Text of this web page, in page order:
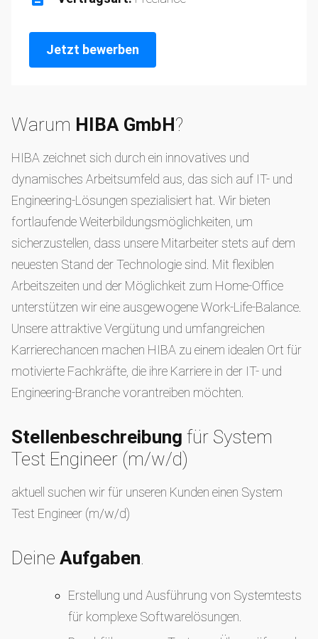
Jetzt bewerben
Warum HIBA GmbH?
HIBA zeichnet sich durch ein innovatives und
dynamisches Arbeitsumfeld aus, das sich auf IT- und
Engineering-Lösungen spezialisiert hat. Wir bieten
fortlaufende Weiterbildungsmöglichkeiten, um
sicherzustellen, dass unsere Mitarbeiter stets auf dem
neuesten Stand der Technologie sind. Mit flexiblen
Arbeitszeiten und der Möglichkeit zum Home-Office
unterstützen wir eine ausgewogene Work-Life-Balance.
Unsere attraktive Vergütung und umfangreichen
Karrierechancen machen HIBA zu einem idealen Ort für
motivierte Fachkräfte, die ihre Karriere in der IT- und
Engineering-Branche vorantreiben möchten.
Stellenbeschreibung für System
Test Engineer (m/w/d)
aktuell suchen wir für unseren Kunden einen System
Test Engineer (m/w/d)
Deine Aufgaben.
Erstellung und Ausführung von Systemtests
für komplexe Softwarelösungen.